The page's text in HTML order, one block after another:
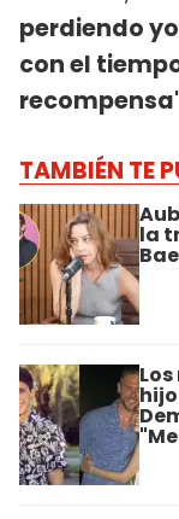
perdiendo
con el
TAMBIÉN TE
la